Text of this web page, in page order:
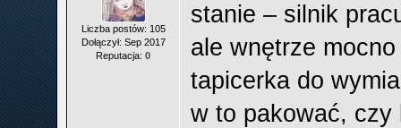
Liczba postów: 105
Dołączył: Sep 2017
Reputacja: 0
stanie – silnik
ale wnętrze
tapicerka do
w to pakować, czy